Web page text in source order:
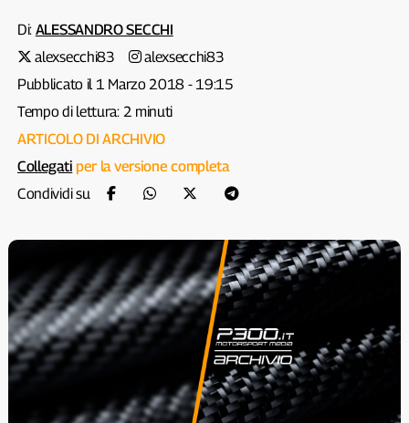
Di: ALESSANDRO SECCHI
alexsecchi83
alexsecchi83
Pubblicato il 1 Marzo 2018 - 19:15
Tempo di lettura: 2 minuti
ARTICOLO DI ARCHIVIO
Collegati per la versione completa
Condividi su